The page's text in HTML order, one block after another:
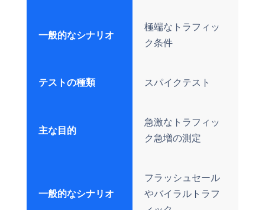
一般的なシナリオ
極端なトラフィッ
ク条件
テストの種類 スパイクテスト
主な目的
急激なトラフィッ
ク急増の測定
一般的なシナリオ
フラッシュセール
やバイラルトラフ